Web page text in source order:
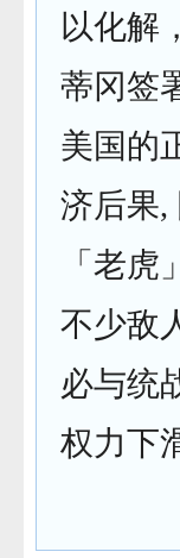
以化解
蒂冈签
美国的
济后果,
「老
不少敌
必与统
权力下